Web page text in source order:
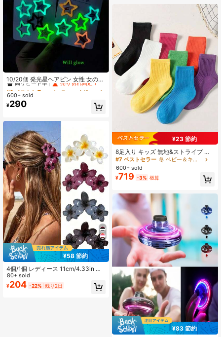
10/20個 発光星ヘアピン 女性 女の子
用 ヘアクリップ 蛍光バレッタ 前髪
用、パーティーの景品、コンサート
アクセサリー、クロウクリップ、ヘ
アクロウ、ヘアスライド、学校用
品、アクセサリー Y2K、ヘアアクセ
サリー、ヘッドアクセサリー
#9 ベストセラー
高リピート率
売り切れ間近！
#9 ベストセラー
パーティー 女性のヘアアクセサリー
高リピート率
#9 ベストセラー
パーティー 女性のヘアアクセサリー
高リピート率
#9 ベストセラー
パーティー 女性のヘアアクセサリー
売り切れ間近！
600+ sold
¥290
¥58 節約
4個/1個 レディース 11cm/4.33in ハ
イビスカス花型 ビーチバケーション
スタイル ヘアクリップ、ホワイト バ
ーガンディ ブラウン グレー 軽量プ
80+ sold
¥204 -22% 残り2日
ップ、ミニクロークリップ、複数の
高弾性ダメージレスヘアバンドが含
まれています。日常/パーティー/パフ
ォーマンスに使用できます
¥23 節約
8足入り キッズ 無地&ストライプ ク
ルーソックス、柔らかく快適な子供
用靴下、男女兼用 オールシーズン対
応
#7 ベストセラー
冬 ベビー＆キッズソックス
600+ sold
¥719 -3% 概算
¥83 節約